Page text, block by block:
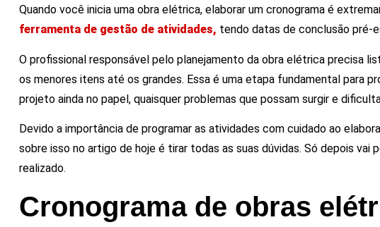
Quando você inicia uma obra elétrica, elaborar um cronograma é
ferramenta de gestão de atividades, tendo datas de conclusão pré-
O profissional responsável pelo planejamento da obra elétrica precisa
os menores itens até os grandes. Essa é uma etapa fundamental para
projeto ainda no papel, quaisquer problemas que possam surgir e
Devido a importância de programar as atividades com cuidado ao
sobre isso no artigo de hoje é tirar todas as suas dúvidas. Só depois vai
realizado.
Cronograma de obras